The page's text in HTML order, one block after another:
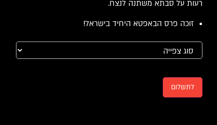
רעות על סבתא משתנה לנצח.
זוכה פרס הבאפטא היחיד בישראל!
לתשלום